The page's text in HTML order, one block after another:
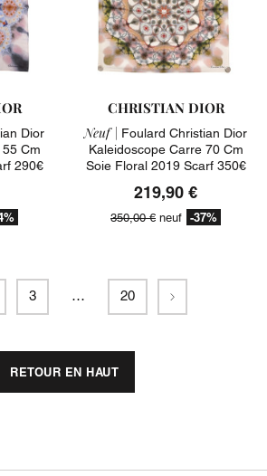
Dior
Cm
290€
CHRISTIAN DIOR
Neuf | Foulard Christian Dior
Kaleidoscope Carre 70 Cm
Soie Floral 2019 Scarf 350€
219,90 €
350,00 € neuf -37%
3 … 20 Suivant
RETOUR EN HAUT